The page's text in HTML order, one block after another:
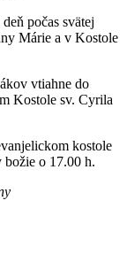
počas svätej
Márie a v Kostole
vtiahne do
Kostole sv. Cyrila
kostole
božie o 17.00 h.